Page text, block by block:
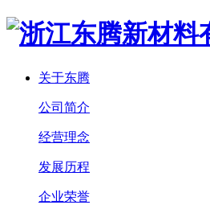
关于东腾
公司简介
经营理念
发展历程
企业荣誉